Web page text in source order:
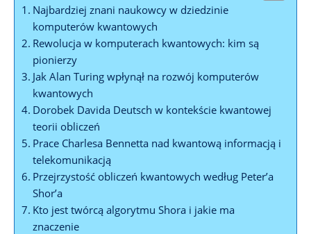
Najbardziej znani naukowcy w dziedzinie
komputerów kwantowych
Rewolucja w komputerach kwantowych: kim są
pionierzy
Jak Alan Turing wpłynął na rozwój komputerów
kwantowych
Dorobek Davida Deutsch w kontekście kwantowej
teorii obliczeń
Prace Charlesa Bennetta nad kwantową informacją i
telekomunikacją
Przejrzystość obliczeń kwantowych według Peter’a
Shor’a
Kto jest twórcą algorytmu Shora i jakie ma
znaczenie